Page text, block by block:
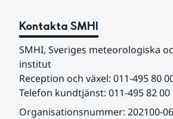
Kontakta SMHI
SMHI, Sveriges meteorologiska
institut
Reception och växel: 011-495 80
Telefon kundtjänst: 011-495 82 00
Organisationsnummer: 202100-